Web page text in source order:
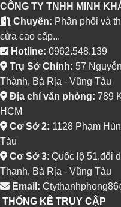
CÔNG TY TNHH MINH
Chuyên: Phân phối và
cửa cao cấp...
Hotline: 0962.548.139
Trụ Sở Chính: 57
Thành, Bà Rịa - Vũng Tàu
Địa chỉ văn phòng: 789
HCM
Cơ Sở 2: 1128 Phạm
Tàu
Cơ Sở 3: Quốc lộ 51,đối
Thanh, Bà Rịa - Vũng Tàu
Email:
THỐNG KÊ TRUY CẬP